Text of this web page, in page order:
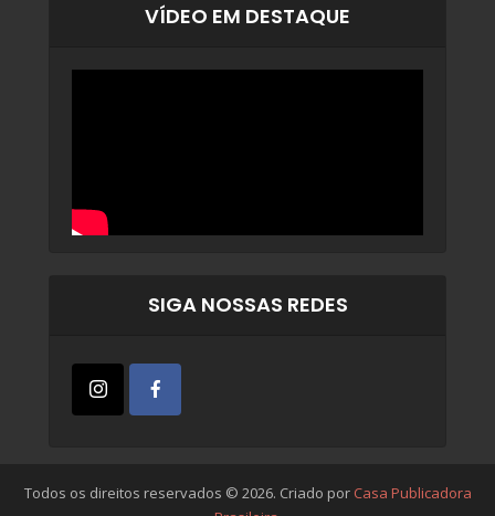
VÍDEO EM DESTAQUE
SIGA NOSSAS REDES
Todos os direitos reservados © 2026. Criado por Casa Publicadora